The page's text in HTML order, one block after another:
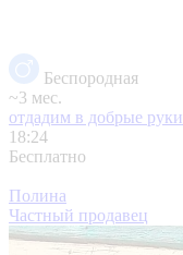
Беспородная
~3 мес.
отдадим в добрые руки
18:24
Бесплатно
Полина
Частный продавец